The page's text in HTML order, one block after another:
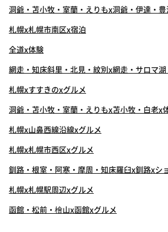
洞爺・苫小牧・室蘭・えりもx洞爺・伊達・豊
札幌x札幌市南区x宿泊
全道x体験
網走・知床斜里・北見・紋別x網走・サロマ
札幌xすすきのxグルメ
洞爺・苫小牧・室蘭・えりもx苫小牧・白老x
札幌x山鼻西線沿線xグルメ
札幌x札幌市西区xグルメ
釧路・根室・阿寒・摩周・知床羅臼x釧路xシ
札幌x札幌駅周辺xグルメ
函館・松前・檜山x函館xグルメ